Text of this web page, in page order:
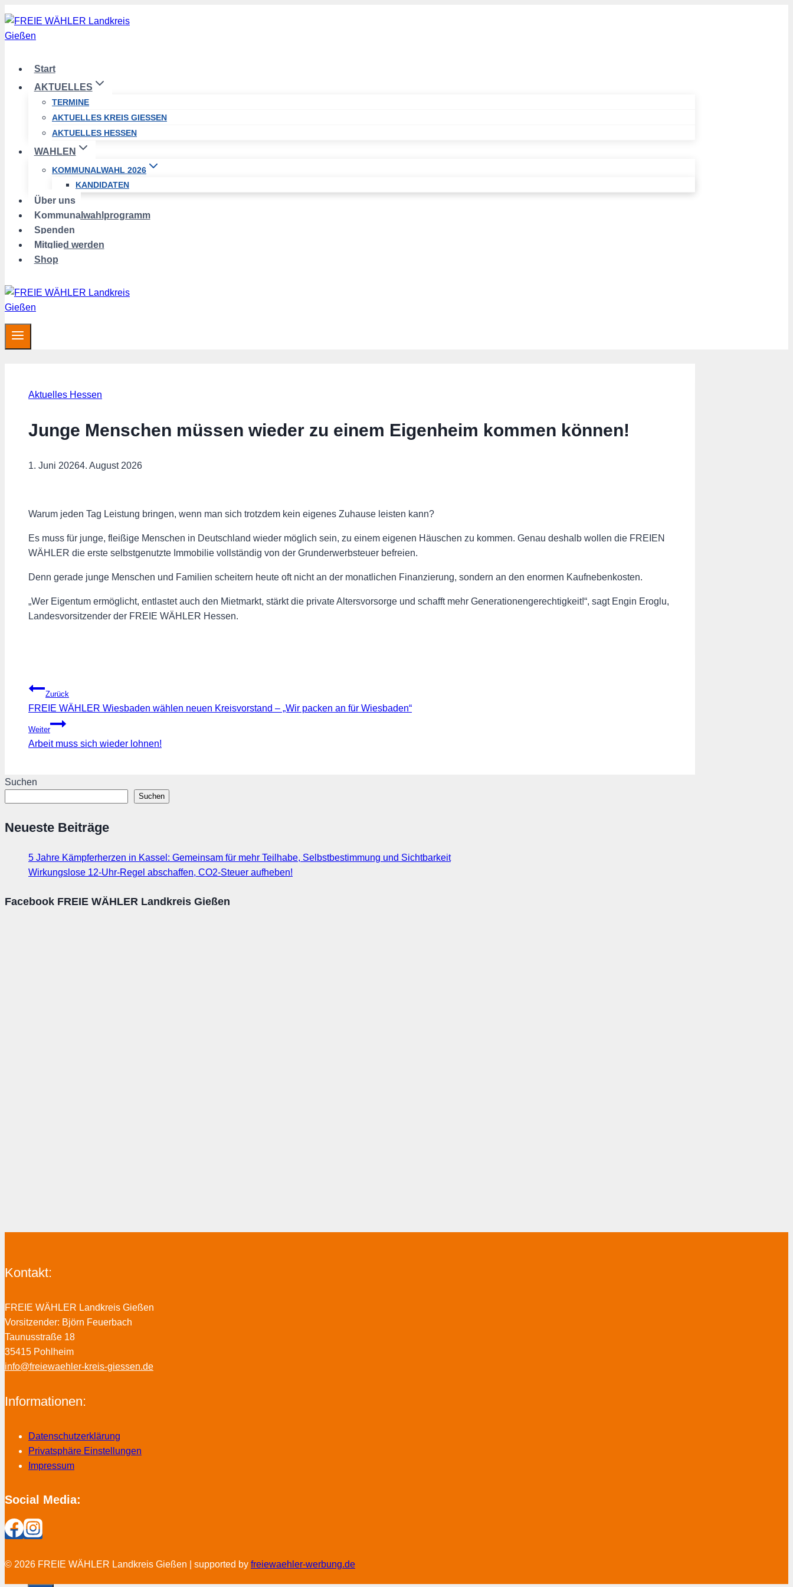
Zum
Inhalt
springen
Start
AKTUELLES
TERMINE
AKTUELLES KREIS GIESSEN
AKTUELLES HESSEN
WAHLEN
KOMMUNALWAHL 2026
KANDIDATEN
Über uns
Kommunalwahlprogramm
Spenden
Mitglied werden
Shop
Aktuelles Hessen
Junge Menschen müssen wieder zu einem Eigenheim kommen können!
1. Juni 20264. August 2026
Warum jeden Tag Leistung bringen, wenn man sich trotzdem kein eigenes Zuhause leisten kann?
Es muss für junge, fleißige Menschen in Deutschland wieder möglich sein, zu einem eigenen Häuschen zu kommen. Genau deshalb wollen die FREIEN
WÄHLER die erste selbstgenutzte Immobilie vollständig von der Grunderwerbsteuer befreien.
Denn gerade junge Menschen und Familien scheitern heute oft nicht an der monatlichen Finanzierung, sondern an den enormen Kaufnebenkosten.
„Wer Eigentum ermöglicht, entlastet auch den Mietmarkt, stärkt die private Altersvorsorge und schafft mehr Generationengerechtigkeit!“, sagt Engin Eroglu,
Landesvorsitzender der FREIE WÄHLER Hessen.
Beitragsnavigation
Zurück
FREIE WÄHLER Wiesbaden wählen neuen Kreisvorstand – „Wir packen an für Wiesbaden“
Weiter
Arbeit muss sich wieder lohnen!
Suchen
Suchen
Neueste Beiträge
5 Jahre Kämpferherzen in Kassel: Gemeinsam für mehr Teilhabe, Selbstbestimmung und Sichtbarkeit
Wirkungslose 12-Uhr-Regel abschaffen, CO2-Steuer aufheben!
Facebook FREIE WÄHLER Landkreis Gießen
Kontakt:
FREIE WÄHLER Landkreis Gießen
Vorsitzender: Björn Feuerbach
Taunusstraße 18
35415 Pohlheim
info@freiewaehler-kreis-giessen.de
Informationen:
Datenschutzerklärung
Privatsphäre Einstellungen
Impressum
Social Media:
© 2026 FREIE WÄHLER Landkreis Gießen | supported by freiewaehler-werbung.de